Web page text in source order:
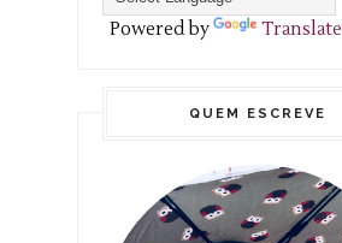
Powered by Translate
QUEM ESCREVE